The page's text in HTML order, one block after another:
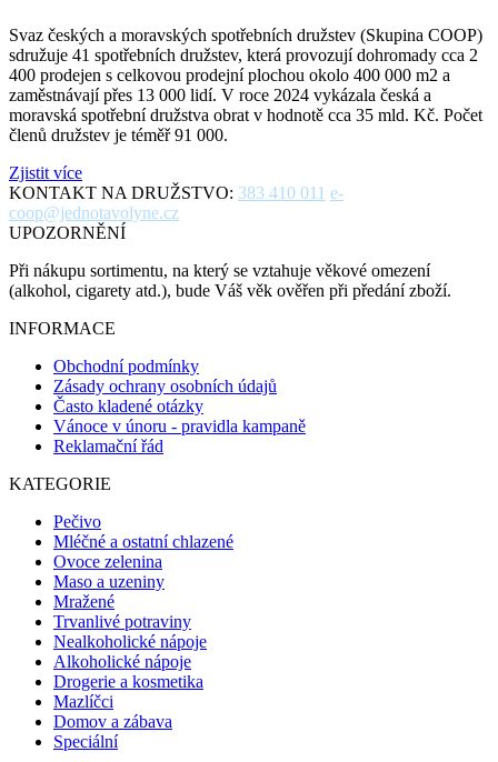
Svaz českých a moravských spotřebních družstev (Skupina COOP)
sdružuje 41 spotřebních družstev, která provozují dohromady cca 2
400 prodejen s celkovou prodejní plochou okolo 400 000 m2 a
zaměstnávají přes 13 000 lidí. V roce 2024 vykázala česká a
moravská spotřební družstva obrat v hodnotě cca 35 mld. Kč. Počet
členů družstev je téměř 91 000.
Zjistit více
KONTAKT NA DRUŽSTVO: 383 410 011 e-
coop@jednotavolyne.cz
UPOZORNĚNÍ
Při nákupu sortimentu, na který se vztahuje věkové omezení
(alkohol, cigarety atd.), bude Váš věk ověřen při předání zboží.
INFORMACE
Obchodní podmínky
Zásady ochrany osobních údajů
Často kladené otázky
Vánoce v únoru - pravidla kampaně
Reklamační řád
KATEGORIE
Pečivo
Mléčné a ostatní chlazené
Ovoce zelenina
Maso a uzeniny
Mražené
Trvanlivé potraviny
Nealkoholické nápoje
Alkoholické nápoje
Drogerie a kosmetika
Mazlíčci
Domov a zábava
Speciální